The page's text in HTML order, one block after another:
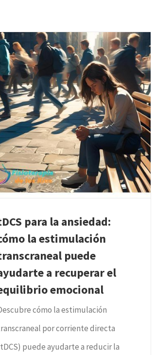
para la ansiedad:
la estimulación
puede
a recuperar el
emocional
cómo la estimulación
por corriente directa
puede ayudarte a reducir la